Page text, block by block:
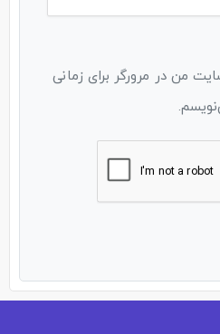
من در مرورگر برای زمانی